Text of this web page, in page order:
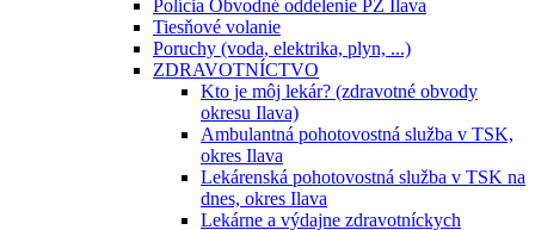
Polícia Obvodné oddelenie PZ Ilava
Tiesňové volanie
Poruchy (voda, elektrika, plyn, ...)
ZDRAVOTNÍCTVO
Kto je môj lekár? (zdravotné obvody
okresu Ilava)
Ambulantná pohotovostná služba v TSK,
okres Ilava
Lekárenská pohotovostná služba v TSK na
dnes, okres Ilava
Lekárne a výdajne zdravotníckych